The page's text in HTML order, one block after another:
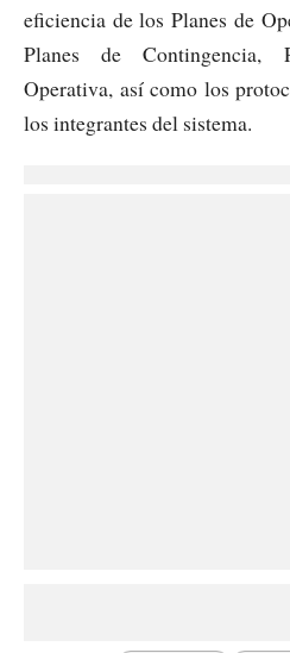
eficiencia de los Planes de
Planes de Contingencia,
Operativa, así como los
los integrantes del sistema.